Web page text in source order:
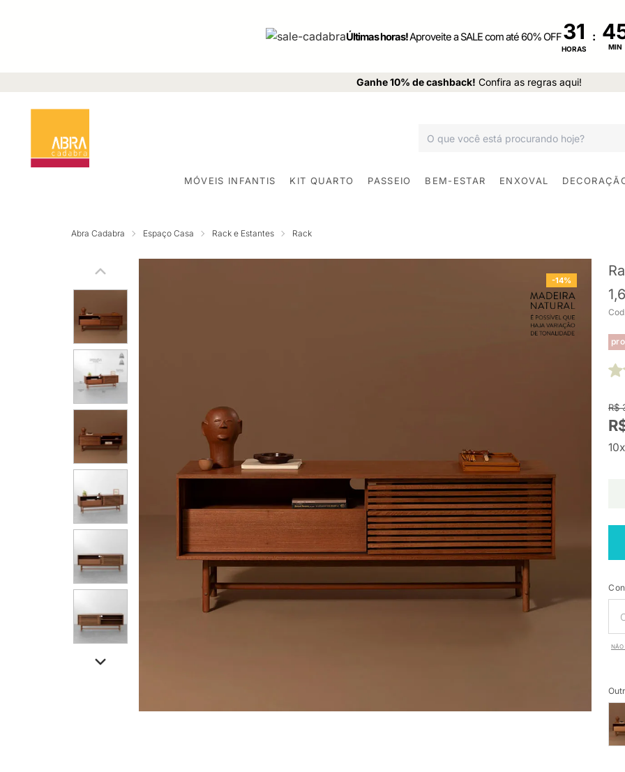
Últimas horas!Aproveite a SALE com até 60% OFF31
HORAS
:
MIN
Ganhe 10% de cashback! Confira as regras aqui!
MÓVEIS INFANTIS KIT QUARTO PASSEIO BEM-ESTAR ENXOVAL
Abra Cadabra Espaço Casa Rack e Estantes Rack
-14%
R$
NÃO